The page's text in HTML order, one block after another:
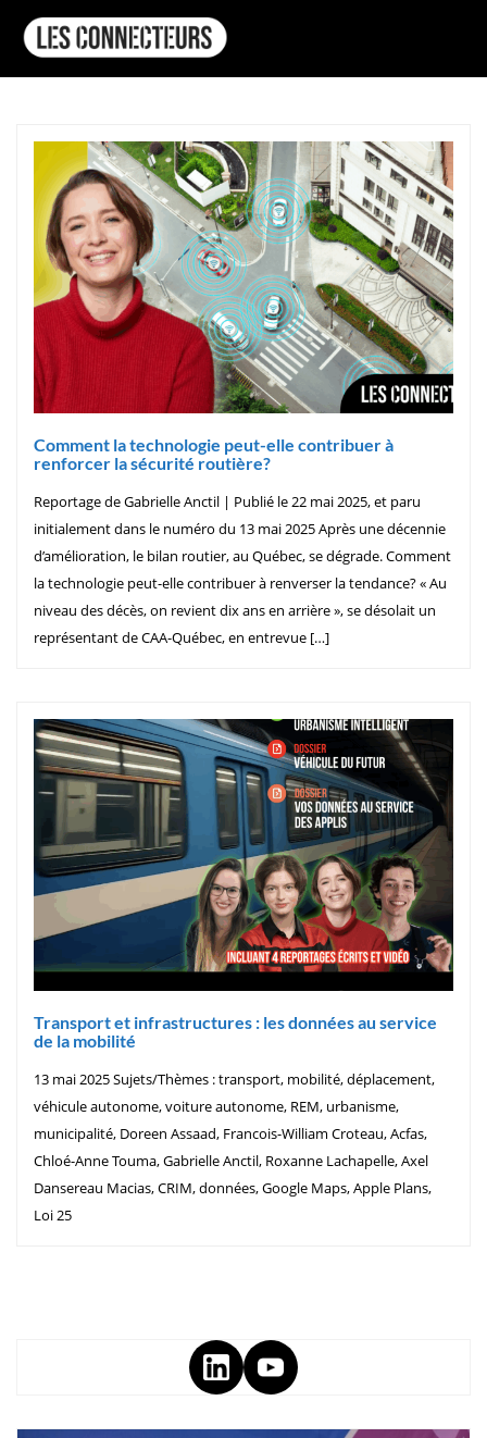
Comment la technologie peut-elle contribuer à
renforcer la sécurité routière?
Reportage de Gabrielle Anctil | Publié le 22 mai 2025, et paru
initialement dans le numéro du 13 mai 2025 Après une décennie
d’amélioration, le bilan routier, au Québec, se dégrade. Comment
la technologie peut-elle contribuer à renverser la tendance? « Au
niveau des décès, on revient dix ans en arrière », se désolait un
représentant de CAA-Québec, en entrevue […]
Transport et infrastructures : les données au service
de la mobilité
13 mai 2025 Sujets/Thèmes : transport, mobilité, déplacement,
véhicule autonome, voiture autonome, REM, urbanisme,
municipalité, Doreen Assaad, Francois-William Croteau, Acfas,
Chloé-Anne Touma, Gabrielle Anctil, Roxanne Lachapelle, Axel
Dansereau Macias, CRIM, données, Google Maps, Apple Plans,
Loi 25